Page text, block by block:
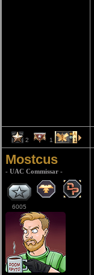
2 1 1
Mostcus
- UAC Commissar -
6005